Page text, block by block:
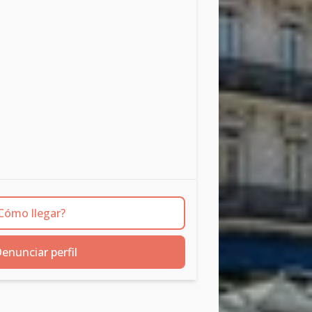
llegar?
perfil